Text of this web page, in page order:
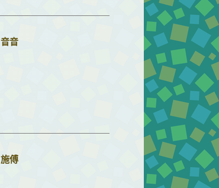
音音
施傅